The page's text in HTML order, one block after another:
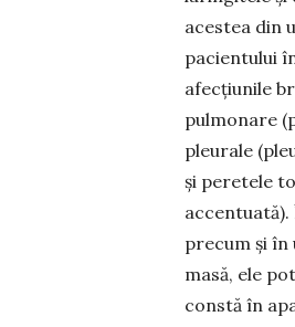
acestea din
pacientului
afecțiunile
pulmonare
pleurale
și peretele
precum și în
masă, ele
constă în